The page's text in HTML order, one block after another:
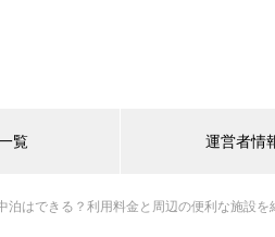
覧 運営者情
泊はできる？利用料金と周辺の便利な施設を